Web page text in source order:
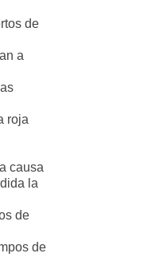
de
a
roja
causa
la
de
de